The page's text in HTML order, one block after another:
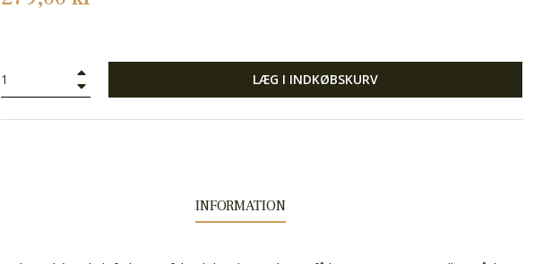
LÆG I INDKØBSKURV
INFORMATION